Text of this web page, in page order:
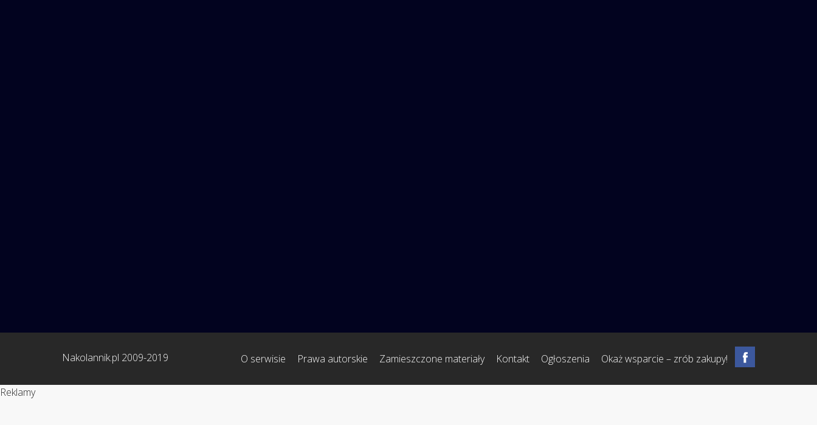
O serwisie Prawa autorskie Zamieszczone materiały Kontakt Ogłoszenia Okaż wsparcie – zrób zakupy!
Nakolannik.pl 2009-2019
Reklamy